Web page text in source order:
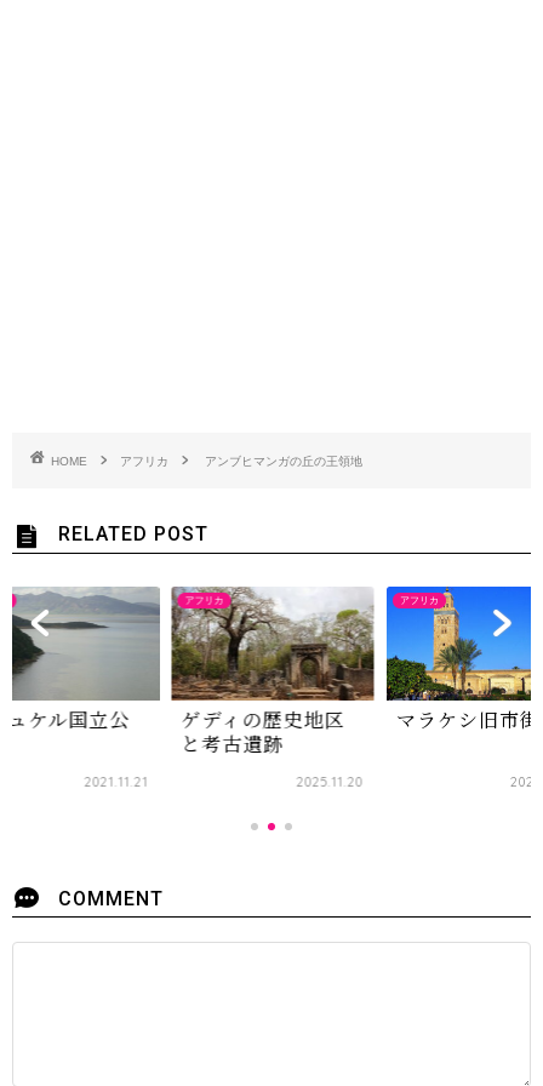
HOME アフリカ アンブヒマンガの丘の王領地
RELATED POST
ュケル国立公
2021.11.21
アフリカ
ゲディの歴史地区
と考古遺跡
2025.11.20
アフリカ
マラケシ旧市街
COMMENT